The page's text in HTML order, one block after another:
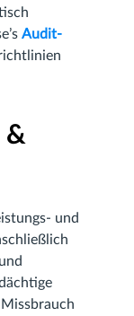
Audit-
&
und